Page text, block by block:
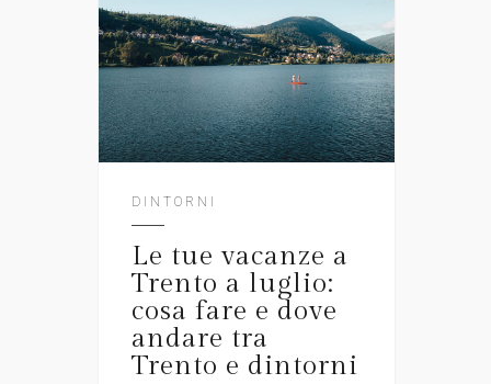
DINTORNI
Le tue vacanze a
Trento a luglio:
cosa fare e dove
andare tra
Trento e dintorni